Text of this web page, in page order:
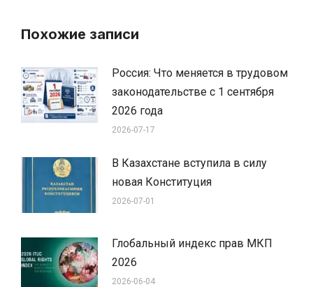
Похожие записи
Россия: Что меняется в трудовом
законодательстве с 1 сентября
2026 года
2026-07-17
В Казахстане вступила в силу
новая Конституция
2026-07-01
Глобальный индекс прав МКП
2026
2026-06-04